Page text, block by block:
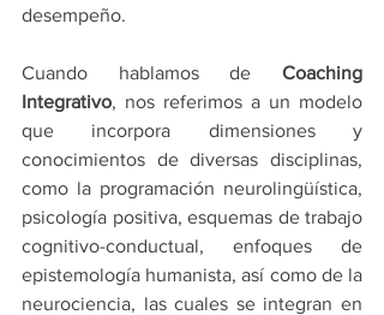
desempeño.
Cuando hablamos de Coaching
Integrativo, nos referimos a un modelo
que incorpora dimensiones y
conocimientos de diversas disciplinas,
como la programación neurolingüística,
psicología positiva, esquemas de trabajo
cognitivo-conductual, enfoques de
epistemología humanista, así como de la
neurociencia, las cuales se integran en